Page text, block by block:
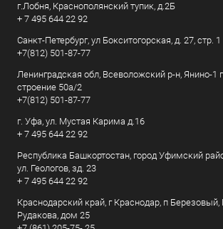
г.Лобня, Краснополянский тупик, д.2Б
+ 7 495 644 22 92
Санкт-Петербург, ул Бокситогорская, д. 27, стр. 1
+7(812) 501-87-77
Ленинградская обл, Всеволожский р-н, Янино-1
строение 50а/2
+7(812) 501-87-77
г. Уфа, ул. Мустая Карима д.16
+ 7 495 644 22 92
Республика Башкортостан, город Уфимский
ул. Геологов, зд. 23
+ 7 495 644 22 92
Краснодарский край, г Краснодар, п
Рудакова, дом 25